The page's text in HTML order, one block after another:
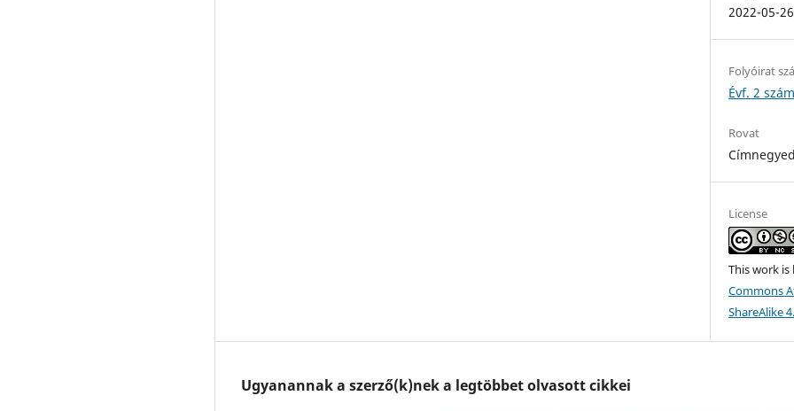
2022-05-26
Folyóirat
Évf. 2
Rovat
License
This work
Commons
ShareAlike
Ugyanannak a szerző(k)nek a legtöbbet olvasott cikkei